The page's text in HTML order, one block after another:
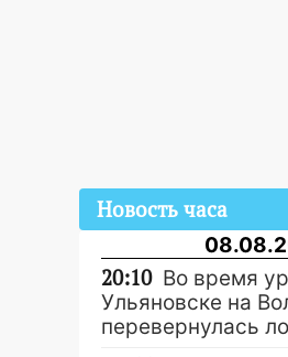
Новость часа
20:10 Во время
Ульяновске на
перевернулась